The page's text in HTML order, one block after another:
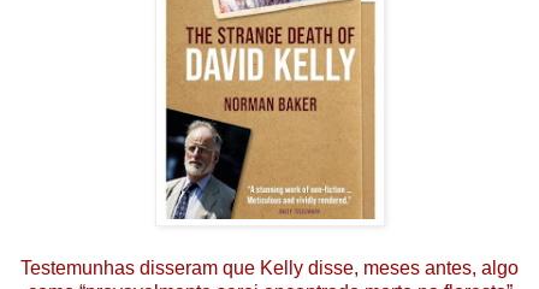
Testemunhas disseram que Kelly disse, meses antes, algo